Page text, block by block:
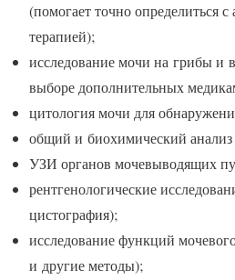
(помогает точно определиться с
терапией);
исследование мочи на грибы и
выборе дополнительных
цитология мочи для
общий и биохимический
УЗИ органов мочевыводящих
рентгенологические
цистография);
исследование функций
и другие методы);